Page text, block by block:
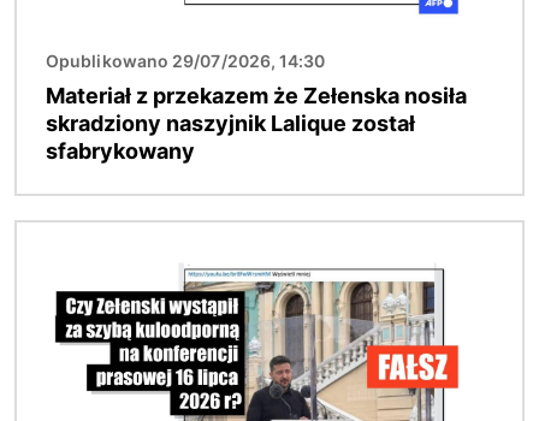
Opublikowano 29/07/2026, 14:30
Materiał z przekazem że Zełenska nosiła
skradziony naszyjnik Lalique został
sfabrykowany